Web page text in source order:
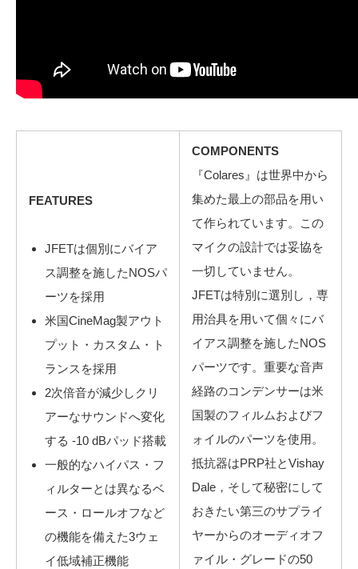
FEATURES
JFETは個別にバイア
ス調整を施したNOSパ
ーツを採用
米国CineMag製アウト
プット・カスタム・ト
ランスを採用
2次倍音が減少しクリ
アーなサウンドへ変化
する -10 dBパッド搭載
一般的なハイパス・フ
ィルターとは異なるベ
ース・ロールオフなど
の機能を備えた3ウェ
イ低域補正機能
COMPONENTS
『Colares』は世界中から
集めた最上の部品を用い
て作られています。この
マイクの設計では妥協を
一切していません。
JFETは特別に選別し，専
用治具を用いて個々にバ
イアス調整を施したNOS
パーツです。重要な音声
経路のコンデンサーは米
国製のフィルムおよびフ
ォイルのパーツを使用。
抵抗器はPRP社とVishay
Dale，そして秘密にして
おきたい第三のサプライ
ヤーからのオーディオフ
ァイル・グレードの50